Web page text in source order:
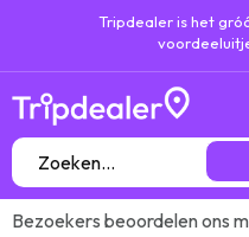
Tripdealer is het
Bezoekers beoordelen ons